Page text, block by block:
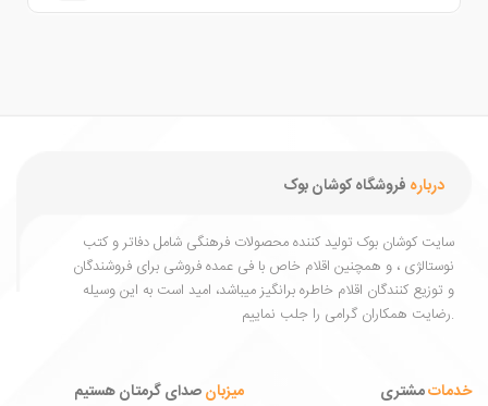
فروشگاه کوشان بوک
کوشان بوک تولید کننده محصولات فرهنگی شامل دفاتر و کتب
، و همچنین اقلام خاص با فی عمده فروشی برای فروشندگان
کنندگان اقلام خاطره برانگیز میباشد، امید است به این وسیله
مشتری صدای گرمتان هستیم